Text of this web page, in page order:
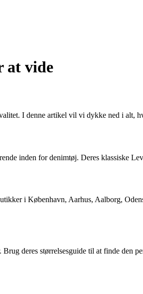
at vide
I denne artikel vil vi dykke ned i alt,
inden for denimtøj. Deres klassiske
i København, Aarhus, Aalborg,
deres størrelsesguide til at finde den